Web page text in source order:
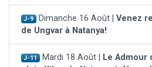
J-9 Dimanche 16 Août | Venez
de Ungvar à Natanya!
J-11 Mardi 18 Août |
Le Admour